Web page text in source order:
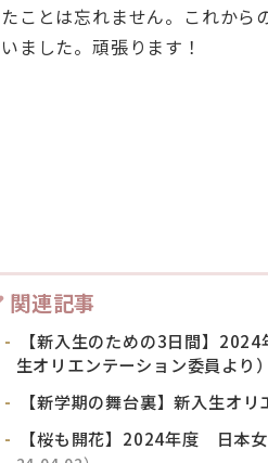
たことは忘れません。これから
いました。頑張ります！
関連記事
【新入生のための3日間】
生オリエンテーション委員より）
【新学期の舞台裏】新入生オ
【桜も開花】2024年度 日本